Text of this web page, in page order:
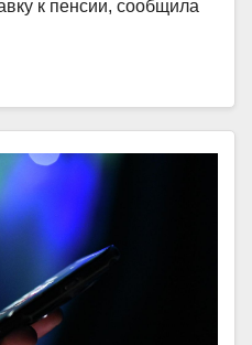
к пенсии, сообщила